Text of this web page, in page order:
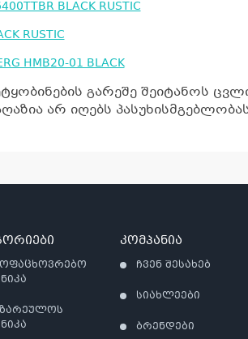
BLACK RUSTIC
RUSTIC
HMB20-01 BLACK
გარეშე შეიტანოს
არ იღებს
კომპანია
ჩვენ შესახებ
სიახლეები
ბრენდები